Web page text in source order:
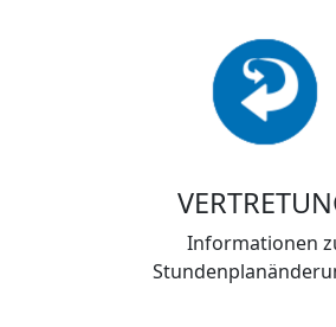
Informationen